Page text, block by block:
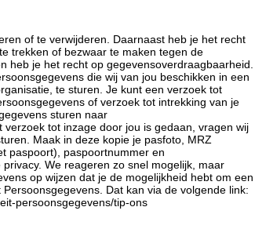
of te verwijderen. Daarnaast heb je het recht
trekken of bezwaar te maken tegen de
heb je het recht op gegevensoverdraagbaarheid.
die wij van jou beschikken in een
te sturen. Je kunt een verzoek tot
of verzoek tot intrekking van je
sturen naar
tot inzage door jou is gedaan, vragen wij
Maak in deze kopie je pasfoto, MRZ
paspoort), paspoortnummer en
We reageren zo snel mogelijk, maar
op wijzen dat je de mogelijkheid hebt om een
Dat kan via de volgende link:
persoonsgegevens/tip-ons